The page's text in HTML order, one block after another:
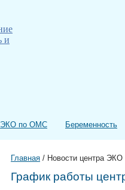
ЭКО по ОМС Беременность
Главная / Новости центра ЭКО
График работы